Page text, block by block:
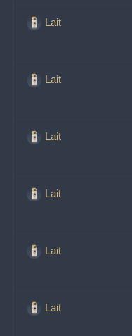
Lait
Lait
Lait
Lait
Lait
Lait